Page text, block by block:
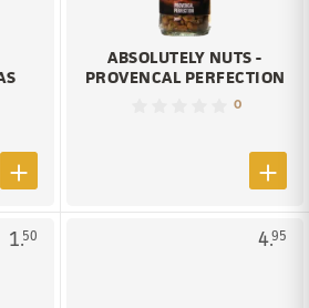
ABSOLUTELY NUTS -
PROVENCAL PERFECTION
0
1.50 4.95